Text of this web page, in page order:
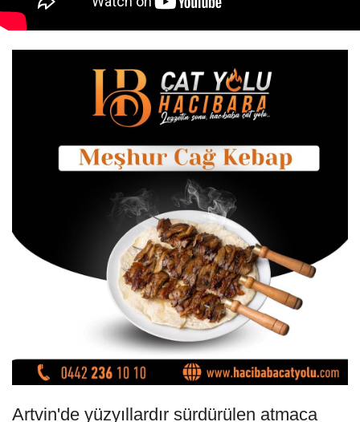
Artvin'de yüzyıllardır sürdürülen atmaca